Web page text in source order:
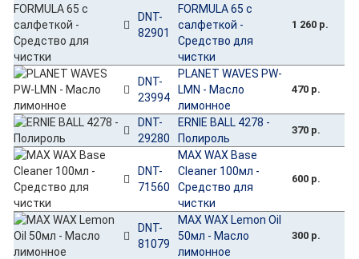
DNT-
82901
FORMULA 65 с
салфеткой -
Средство для
чистки
1 260 р.
DNT-
23994
PLANET WAVES PW-
LMN - Масло
лимонное
470 р.
DNT-
29280
ERNIE BALL 4278 -
Полироль
370 р.
DNT-
71560
MAX WAX Base
Cleaner 100мл -
Средство для
чистки
600 р.
DNT-
81079
MAX WAX Lemon Oil
50мл - Масло
лимонное
300 р.